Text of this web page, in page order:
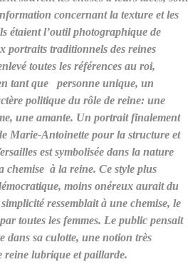
concernant la texture et les
étaient l’outil photographique de
portraits traditionnels des reines
toutes les références au roi,
tant que personne unique, un
politique du rôle de reine: une
une amante. Un portrait finalement
Marie-Antoinette pour la structure et
est symbolisée dans la nature
chemise à la reine. Ce style plus
moins onéreux aurait du
ressemblait à une chemise, le
toutes les femmes. Le public pensait
dans sa culotte, une notion très
reine lubrique et paillarde.